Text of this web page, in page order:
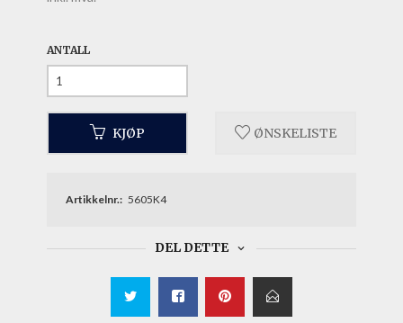
ANTALL
KJØP ØNSKELISTE
Artikkelnr.: 5605K4
DEL DETTE